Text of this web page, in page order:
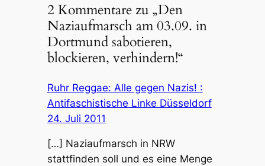
2 Kommentare zu „Den
Naziaufmarsch am 03.09. in
Dortmund sabotieren,
blockieren, verhindern!“
Ruhr Reggae: Alle gegen Nazis! :
Antifaschistische Linke Düsseldorf
24. Juli 2011
[…] Naziaufmarsch in NRW
stattfinden soll und es eine Menge